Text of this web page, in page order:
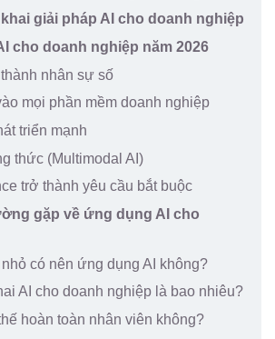
giải pháp AI cho doanh nghiệp
cho doanh nghiệp năm 2026
nhân sự số
mọi phần mềm doanh nghiệp
triển mạnh
thức (Multimodal AI)
trở thành yêu cầu bắt buộc
gặp về ứng dụng AI cho
có nên ứng dụng AI không?
AI cho doanh nghiệp là bao nhiêu?
hoàn toàn nhân viên không?